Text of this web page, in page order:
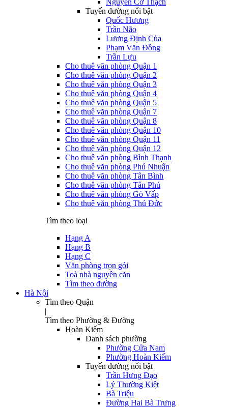
Nguyễn Cơ Thạch
Tuyến đường nổi bật
Quốc Hương
Trần Não
Lương Định Của
Phạm Văn Đồng
Trần Lựu
Cho thuê văn phòng Quận 1
Cho thuê văn phòng Quận 2
Cho thuê văn phòng Quận 3
Cho thuê văn phòng Quận 4
Cho thuê văn phòng Quận 5
Cho thuê văn phòng Quận 7
Cho thuê văn phòng Quận 8
Cho thuê văn phòng Quận 10
Cho thuê văn phòng Quận 11
Cho thuê văn phòng Quận 12
Cho thuê văn phòng Bình Thạnh
Cho thuê văn phòng Phú Nhuận
Cho thuê văn phòng Tân Bình
Cho thuê văn phòng Tân Phú
Cho thuê văn phòng Gò Vấp
Cho thuê văn phòng Thủ Đức
Tìm theo loại
Hạng A
Hạng B
Hạng C
Văn phòng trọn gói
Toà nhà nguyên căn
Tìm theo đường
Hà Nội
Tìm theo Quận
|
Tìm theo Phường & Đường
Hoàn Kiếm
Danh sách phường
Phường Cửa Nam
Phường Hoàn Kiếm
Tuyến đường nổi bật
Trần Hưng Đạo
Lý Thường Kiệt
Bà Triệu
Đường Hai Bà Trưng